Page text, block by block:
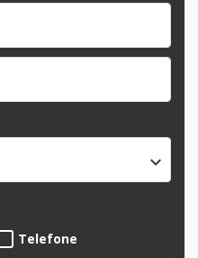
Telefone